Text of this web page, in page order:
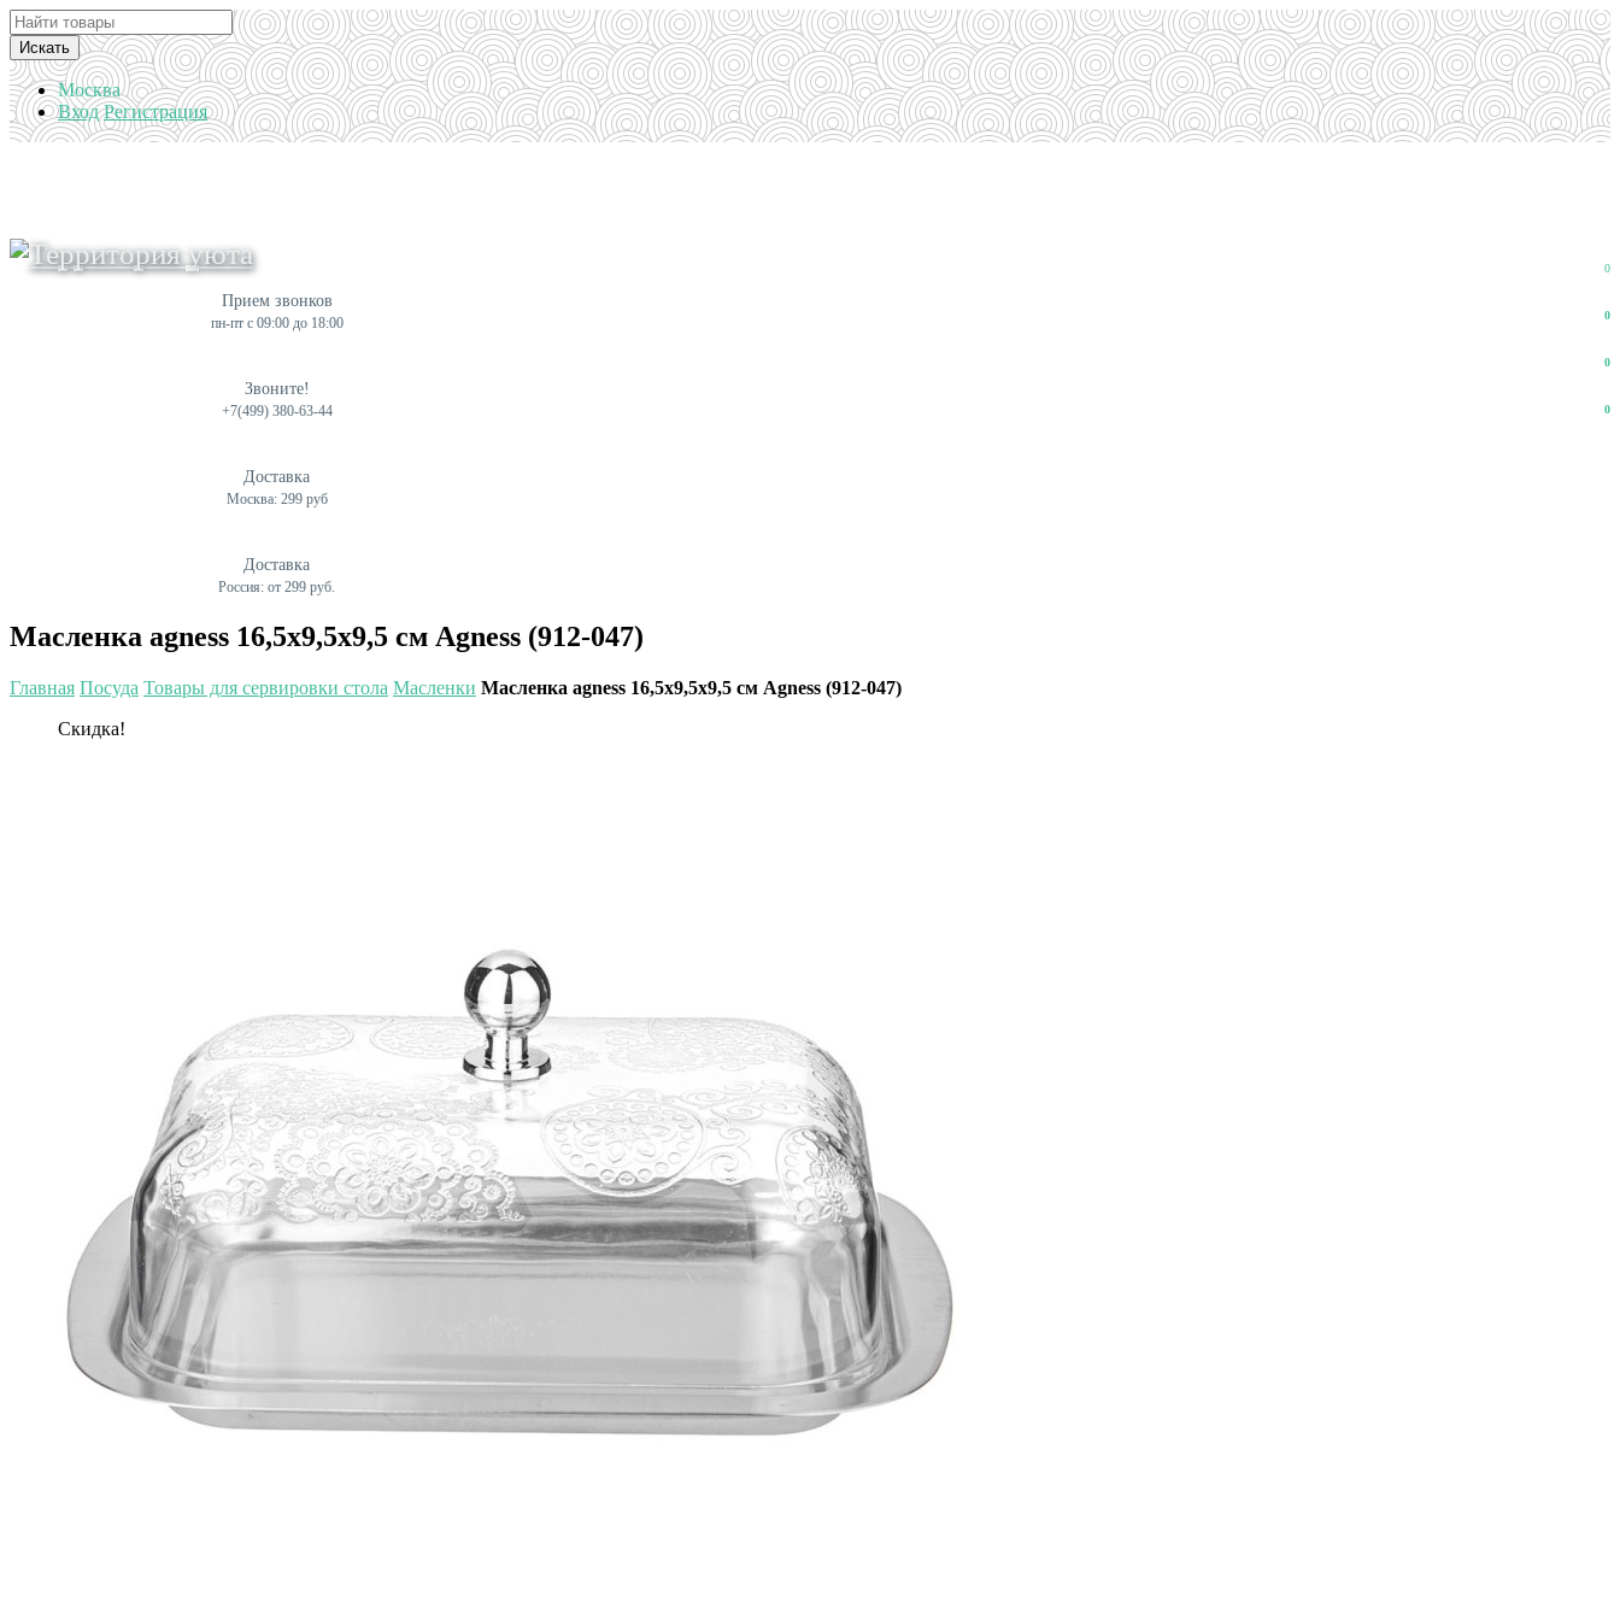
Искать
Москва
Вход Регистрация
0
0
0
0
Прием звонков
пн-пт с 09:00 до 18:00
Звоните!
+7(499) 380-63-44
Доставка
Москва: 299 руб
Доставка
Россия: от 299 руб.
Масленка agness 16,5х9,5х9,5 см Agness (912-047)
Главная Посуда Товары для сервировки стола Масленки Масленка agness 16,5х9,5х9,5 см Agness (912-047)
Скидка!